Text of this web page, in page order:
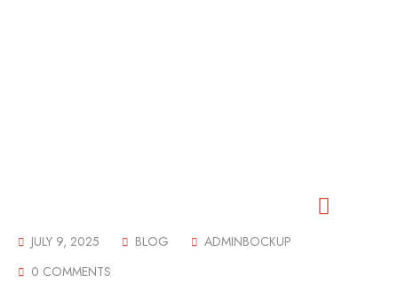
JULY 9, 2025 BLOG
ADMINBOCKUP
0 COMMENTS